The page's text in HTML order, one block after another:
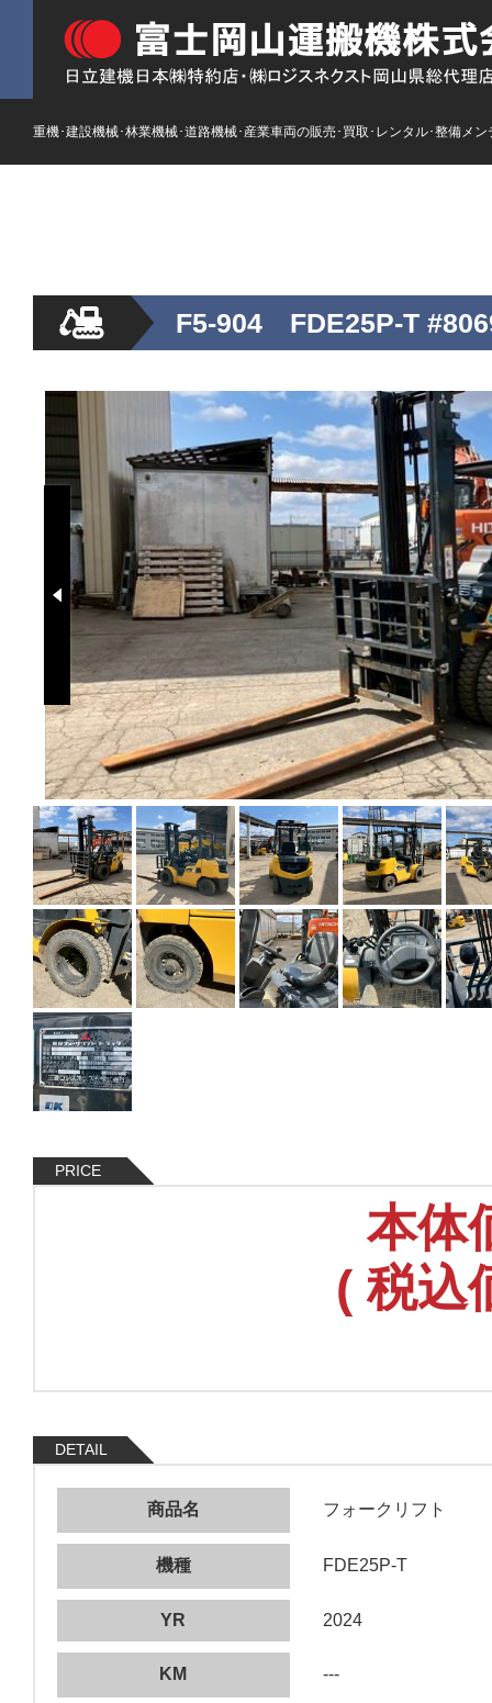
重機･建設機械･林業機械･道路機械･産業車両の販売･買取･レンタル･整備メン
F5-904 FDE25P-T
PRICE
本体
(税込
DETAIL
商品名 フォークリフト
機種 FDE25P-T
YR 2024
KM ---